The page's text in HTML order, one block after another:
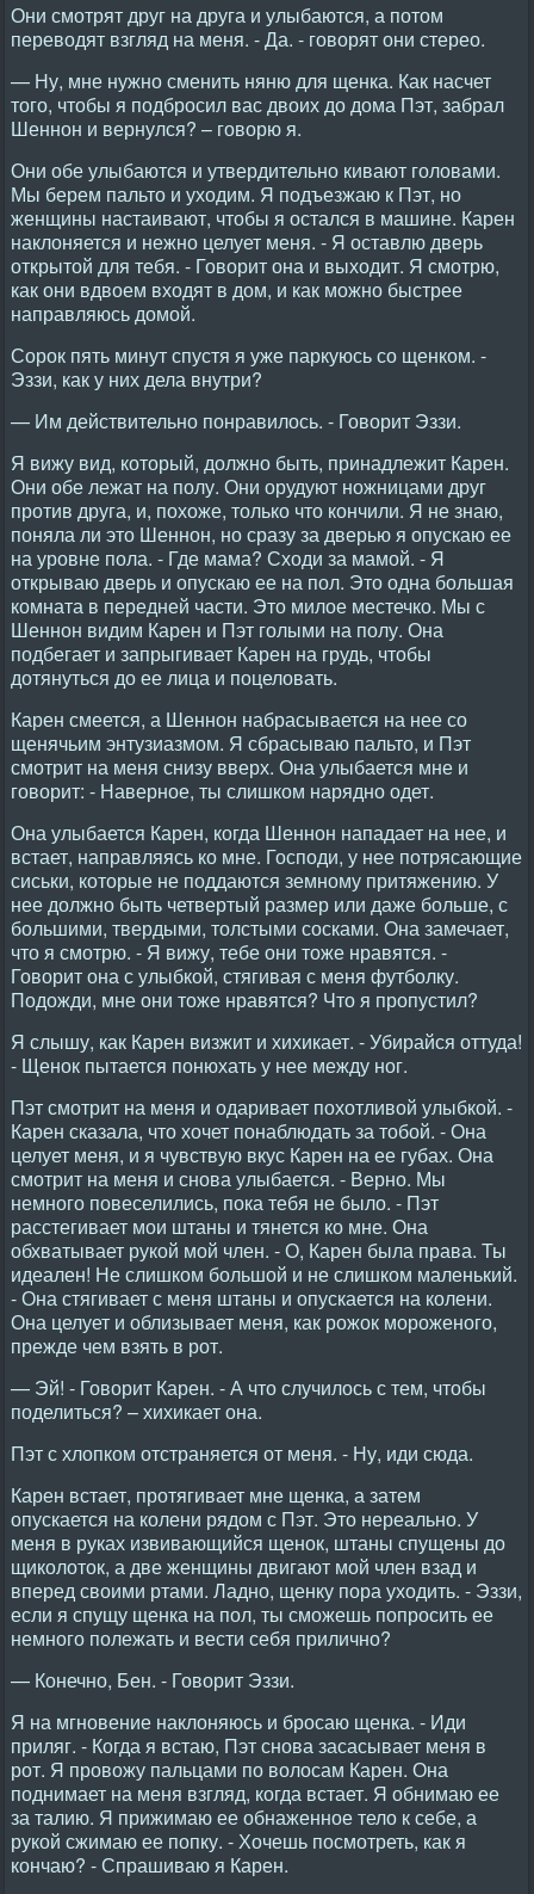
Они смотрят друг на друга и улыбаются, а потом
переводят взгляд на меня. - Да. - говорят они стерео.
— Ну, мне нужно сменить няню для щенка. Как насчет
того, чтобы я подбросил вас двоих до дома Пэт, забрал
Шеннон и вернулся? – говорю я.
Они обе улыбаются и утвердительно кивают головами.
Мы берем пальто и уходим. Я подъезжаю к Пэт, но
женщины настаивают, чтобы я остался в машине. Карен
наклоняется и нежно целует меня. - Я оставлю дверь
открытой для тебя. - Говорит она и выходит. Я смотрю,
как они вдвоем входят в дом, и как можно быстрее
направляюсь домой.
Сорок пять минут спустя я уже паркуюсь со щенком. -
Эззи, как у них дела внутри?
— Им действительно понравилось. - Говорит Эззи.
Я вижу вид, который, должно быть, принадлежит Карен.
Они обе лежат на полу. Они орудуют ножницами друг
против друга, и, похоже, только что кончили. Я не знаю,
поняла ли это Шеннон, но сразу за дверью я опускаю ее
на уровне пола. - Где мама? Сходи за мамой. - Я
открываю дверь и опускаю ее на пол. Это одна большая
комната в передней части. Это милое местечко. Мы с
Шеннон видим Карен и Пэт голыми на полу. Она
подбегает и запрыгивает Карен на грудь, чтобы
дотянуться до ее лица и поцеловать.
Карен смеется, а Шеннон набрасывается на нее со
щенячьим энтузиазмом. Я сбрасываю пальто, и Пэт
смотрит на меня снизу вверх. Она улыбается мне и
говорит: - Наверное, ты слишком нарядно одет.
Она улыбается Карен, когда Шеннон нападает на нее, и
встает, направляясь ко мне. Господи, у нее потрясающие
сиськи, которые не поддаются земному притяжению. У
нее должно быть четвертый размер или даже больше, с
большими, твердыми, толстыми сосками. Она замечает,
что я смотрю. - Я вижу, тебе они тоже нравятся. -
Говорит она с улыбкой, стягивая с меня футболку.
Подожди, мне они тоже нравятся? Что я пропустил?
Я слышу, как Карен визжит и хихикает. - Убирайся оттуда!
- Щенок пытается понюхать у нее между ног.
Пэт смотрит на меня и одаривает похотливой улыбкой. -
Карен сказала, что хочет понаблюдать за тобой. - Она
целует меня, и я чувствую вкус Карен на ее губах. Она
смотрит на меня и снова улыбается. - Верно. Мы
немного повеселились, пока тебя не было. - Пэт
расстегивает мои штаны и тянется ко мне. Она
обхватывает рукой мой член. - О, Карен была права. Ты
идеален! Не слишком большой и не слишком маленький.
- Она стягивает с меня штаны и опускается на колени.
Она целует и облизывает меня, как рожок мороженого,
прежде чем взять в рот.
— Эй! - Говорит Карен. - А что случилось с тем, чтобы
поделиться? – хихикает она.
Пэт с хлопком отстраняется от меня. - Ну, иди сюда.
Карен встает, протягивает мне щенка, а затем
опускается на колени рядом с Пэт. Это нереально. У
меня в руках извивающийся щенок, штаны спущены до
щиколоток, а две женщины двигают мой член взад и
вперед своими ртами. Ладно, щенку пора уходить. - Эззи,
если я спущу щенка на пол, ты сможешь попросить ее
немного полежать и вести себя прилично?
— Конечно, Бен. - Говорит Эззи.
Я на мгновение наклоняюсь и бросаю щенка. - Иди
приляг. - Когда я встаю, Пэт снова засасывает меня в
рот. Я провожу пальцами по волосам Карен. Она
поднимает на меня взгляд, когда встает. Я обнимаю ее
за талию. Я прижимаю ее обнаженное тело к себе, а
рукой сжимаю ее попку. - Хочешь посмотреть, как я
кончаю? - Спрашиваю я Карен.